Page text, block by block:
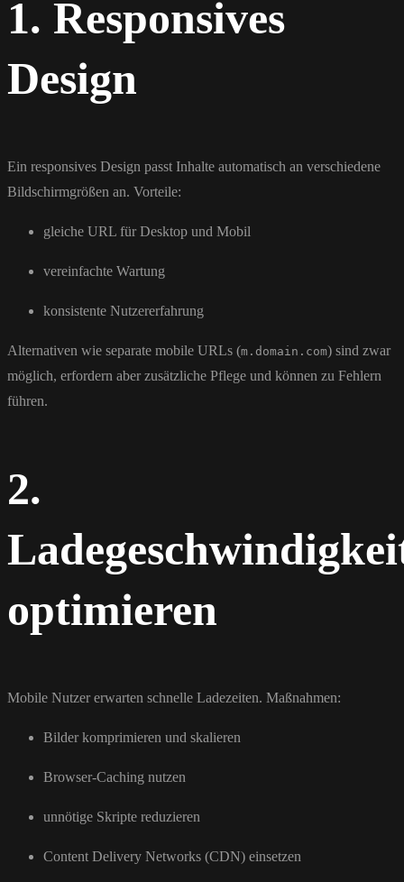
1. Responsives
Design
Ein responsives Design passt Inhalte automatisch an verschiedene
Bildschirmgrößen an. Vorteile:
gleiche URL für Desktop und Mobil
vereinfachte Wartung
konsistente Nutzererfahrung
Alternativen wie separate mobile URLs (m.domain.com) sind zwar
möglich, erfordern aber zusätzliche Pflege und können zu Fehlern
führen.
2.
optimieren
Mobile Nutzer erwarten schnelle Ladezeiten. Maßnahmen:
Bilder komprimieren und skalieren
Browser-Caching nutzen
unnötige Skripte reduzieren
Content Delivery Networks (CDN) einsetzen